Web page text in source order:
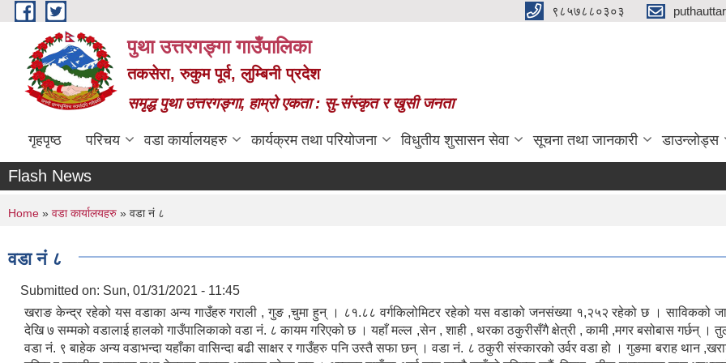
Skip to main content ९८५७८८०३०३
पुथा उत्तरगङ्गा गाउँपालिका
तकसेरा, रुकुम पूर्व, लुम्बिनी प्रदेश
समृद्ध पुथा उत्तरगङ्गा, हाम्रो एकता : सु-संस्कृत र खुसी जनता
गृहपृष्ठ परिचय वडा कार्यालयहरु कार्यक्रम तथा परियोजना विधुतीय शुसासन सेवा सूचना तथा जानकारी डाउन्लोड्स
Flash News
You are here
Home » वडा कार्यालयहरु » वडा नं ८
वडा नं ८
Submitted on: Sun, 01/31/2021 - 11:45
खराङ केन्द्र रहेको यस वडाका अन्य गाउँहरु गराली , गुङ ,चुमा हुन् । ८१.८८ वर्गकिलोमिटर रहेको यस वडाको जनसंख्या १,२५२ रहेको छ । साविकको
देखि ७ सम्मको वडालाई हालको गाउँपालिकाको वडा नं. ८ कायम गरिएको छ । यहाँ मल्ल ,सेन , शाही , थरका ठकुरीसँगै क्षेत्री , कामी ,मगर बसोबास गर्छन् ।
वडा नं. ९ बाहेक अन्य वडाभन्दा यहाँका वासिन्दा बढी साक्षर र गाउँहरु पनि उस्तै सफा छन् । वडा नं. ८ ठकुरी संस्कारको उर्वर वडा हो । गुङमा बराह थान